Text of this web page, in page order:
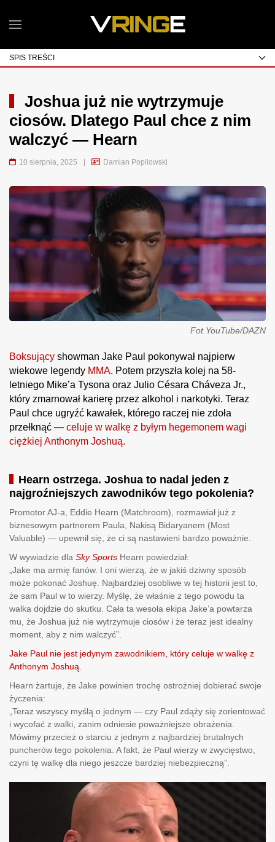
SPIS TREŚCI
Joshua już nie wytrzymuje
ciosów. Dlatego Paul chce z nim
walczyć — Hearn
10 sierpnia, 2025 | Damian Popilowski
Fot.YouTube/DAZN
Boksujący showman Jake Paul pokonywał najpierw
wiekowe legendy MMA. Potem przyszła kolej na 58-
letniego Mike’a Tysona oraz Julio Césara Cháveza Jr.,
który zmarnował karierę przez alkohol i narkotyki. Teraz
Paul chce ugryźć kawałek, którego raczej nie zdoła
przełknąć — celuje w walkę z byłym hegemonem wagi
ciężkiej Anthonym Joshuą.
Hearn ostrzega. Joshua to nadal jeden z
najgroźniejszych zawodników tego pokolenia?
Promotor AJ-a, Eddie Hearn (Matchroom), rozmawiał już z
biznesowym partnerem Paula, Nakisą Bidaryanem (Most
Valuable) — upewnił się, że ci są nastawieni bardzo poważnie.
W wywiadzie dla Sky Sports Hearn powiedział:
„Jake ma armię fanów. I oni wierzą, że w jakiś dziwny sposób
może pokonać Joshuę. Najbardziej osobliwe w tej historii jest to,
że sam Paul w to wierzy. Myślę, że właśnie z tego powodu ta
walka dojdzie do skutku. Cała ta wesoła ekipa Jake’a powtarza
mu, że Joshua już nie wytrzymuje ciosów i że teraz jest idealny
moment, aby z nim walczyć”.
Jake Paul nie jest jedynym zawodnikiem, który celuje w walkę z
Anthonym Joshuą.
Hearn żartuje, że Jake powinien trochę ostrożniej dobierać swoje
życzenia:
„Teraz wszyscy myślą o jednym — czy Paul zdąży się zorientować
i wycofać z walki, zanim odniesie poważniejsze obrażenia.
Mówimy przecież o starciu z jednym z najbardziej brutalnych
puncherów tego pokolenia. A fakt, że Paul wierzy w zwycięstwo,
czyni tę walkę dla niego jeszcze bardziej niebezpieczną”.